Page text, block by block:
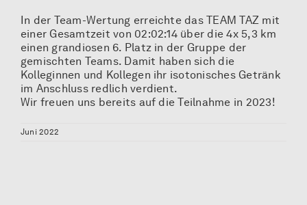
In der Team-Wertung erreichte das TEAM TAZ mit
einer Gesamtzeit von 02:02:14 über die 4x 5,3 km
einen grandiosen 6. Platz in der Gruppe der
gemischten Teams. Damit haben sich die
Kolleginnen und Kollegen ihr isotonisches Getränk
im Anschluss redlich verdient.
Wir freuen uns bereits auf die Teilnahme in 2023!
Juni 2022